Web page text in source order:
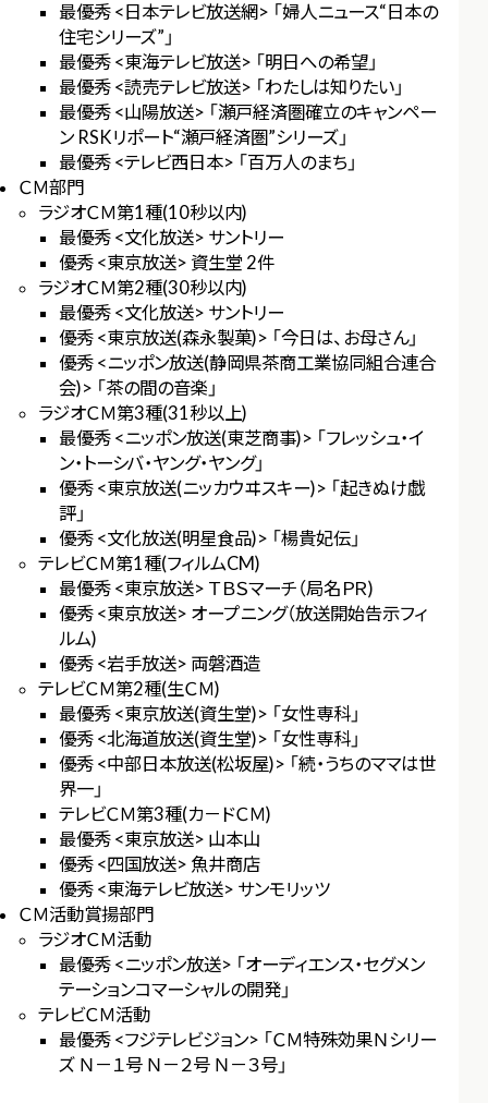
最優秀 <日本テレビ放送網> 「婦人ニュース“日本の
住宅シリーズ”」
最優秀 <東海テレビ放送> 「明日への希望」
最優秀 <読売テレビ放送> 「わたしは知りたい」
最優秀 <山陽放送> 「瀬戸経済圏確立のキャンペー
ン RSKリポート“瀬戸経済圏”シリーズ」
最優秀 <テレビ西日本> 「百万人のまち」
ＣＭ部門
ラジオＣＭ第1種(10秒以内)
最優秀 <文化放送> サントリー
優秀 <東京放送> 資生堂 2件
ラジオＣＭ第2種(30秒以内)
最優秀 <文化放送> サントリー
優秀 <東京放送(森永製菓)> 「今日は、お母さん」
優秀 <ニッポン放送(静岡県茶商工業協同組合連合
会)> 「茶の間の音楽」
ラジオＣＭ第3種(31秒以上)
最優秀 <ニッポン放送(東芝商事)> 「フレッシュ・イ
ン・トーシバ・ヤング・ヤング」
優秀 <東京放送(ニッカウヰスキー)> 「起きぬけ戯
評」
優秀 <文化放送(明星食品)> 「楊貴妃伝」
テレビＣＭ第1種(フィルムCM)
最優秀 <東京放送> ＴＢＳマーチ（局名ＰＲ)
優秀 <東京放送> オープニング（放送開始告示フィ
ルム)
優秀 <岩手放送> 両磐酒造
テレビＣＭ第2種(生ＣＭ)
最優秀 <東京放送(資生堂)> 「女性専科」
優秀 <北海道放送(資生堂)> 「女性専科」
優秀 <中部日本放送(松坂屋)> 「続・うちのママは世
界一」
テレビＣＭ第3種(カ－ドＣＭ)
最優秀 <東京放送> 山本山
優秀 <四国放送> 魚井商店
優秀 <東海テレビ放送> サンモリッツ
ＣＭ活動賞揚部門
ラジオＣＭ活動
最優秀 <ニッポン放送> 「オーディエンス・セグメン
テーションコマーシャルの開発」
テレビＣＭ活動
最優秀 <フジテレビジョン> 「ＣＭ特殊効果Ｎシリー
ズ Ｎ－１号 Ｎ－２号 Ｎ－３号」